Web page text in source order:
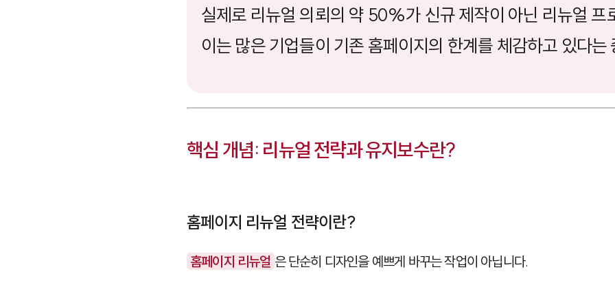
실제로 리뉴얼 의뢰의 약 50%가 신규 제작이 아닌 리뉴얼 프
이는 많은 기업들이 기존 홈페이지의 한계를 체감하고 있다는
핵심 개념: 리뉴얼 전략과 유지보수란?
홈페이지 리뉴얼 전략이란?
홈페이지 리뉴얼 은 단순히 디자인을 예쁘게 바꾸는 작업이 아닙니다.